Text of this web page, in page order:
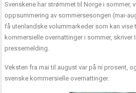
Svenskene har strømmet til Norge i sommer,
oppsummering av sommersesongen (mai-
få utenlandske volummarkeder som kan vise
kommersielle overnattinger i sommer, skriver
pressemelding.
Veksten fra mai til august var på ni prosent,
svenske kommersielle overnattinger.